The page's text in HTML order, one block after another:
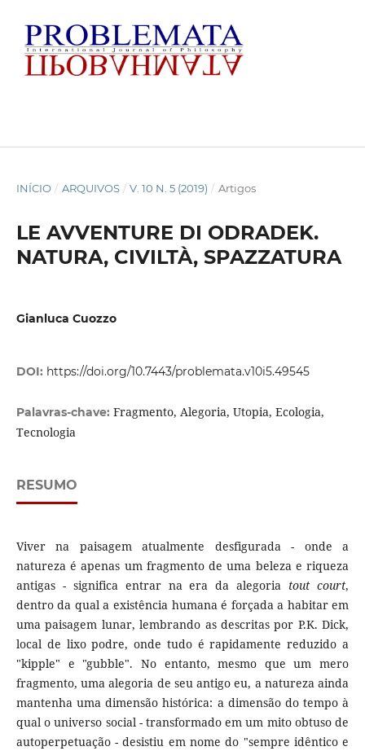
INÍCIO / ARQUIVOS / V. 10 N. 5 (2019) / Artigos
LE AVVENTURE DI ODRADEK.
NATURA, CIVILTÀ, SPAZZATURA
Gianluca Cuozzo
DOI: https://doi.org/10.7443/problemata.v10i5.49545
Palavras-chave: Fragmento, Alegoria, Utopia, Ecologia,
Tecnologia
RESUMO
Viver na paisagem atualmente desfigurada - onde a
natureza é apenas um fragmento de uma beleza e riqueza
antigas - significa entrar na era da alegoria tout court,
dentro da qual a existência humana é forçada a habitar em
uma paisagem lunar, lembrando as descritas por P.K. Dick,
local de lixo podre, onde tudo é rapidamente reduzido a
"kipple" e "gubble". No entanto, mesmo que um mero
fragmento, uma alegoria de seu antigo eu, a natureza ainda
mantenha uma dimensão histórica: a dimensão do tempo à
qual o universo social - transformado em um mito obtuso de
autoperpetuação - desistiu em nome do "sempre idêntico e